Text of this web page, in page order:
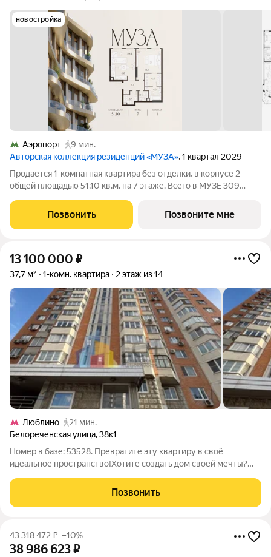
новостройка
Аэропорт
9 мин.
Авторская коллекция резиденций «МУЗА», 1 квартал 2029
Продается 1-комнатная квартира без отделки, в корпусе 2
общей площадью 51,10 кв.м. на 7 этаже. Всего в МУЗЕ 309
террасами. Высота потолков от 3,5 до 4,65 м. Эксклюзивные
Позвонить Позвоните мне
13 100 000 ₽
37,7 м² 1-комн. квартира 2 этаж из 14
Люблино
21 мин.
Белореченская улица,38к1
Номер в базе: 53528. Превратите эту квартиру в своё
идеальное пространство!Хотите создать дом своей мечты?
идеальную основу для стильного интерьера. Здесь не нужно
переплачивать за чужой
Позвонить
43 318 472₽ –10%
38 986 623₽